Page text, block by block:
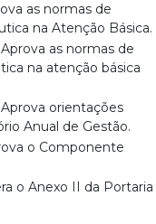
as normas de
na Atenção Básica.
.Aprova as normas de
na atenção básica
Aprova orientações
Anual de Gestão.
o Componente
o Anexo II da Portaria